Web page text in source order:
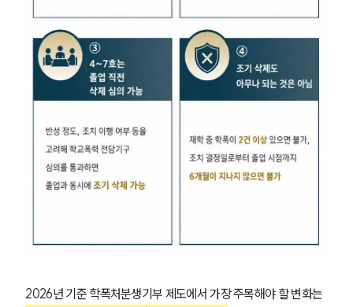
대륜법률상담예약
2026년 기준 학폭처분생기부 제도에서 가장 주목해야 할 변화는